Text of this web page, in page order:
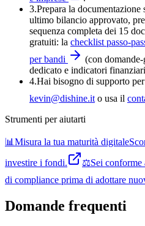
3.Prepara la documentazione
ultimo bilancio approvato,
sequenza completa dei 15
gratuiti: la checklist passo-
per bandi
(con
dedicato e indicatori
4.Hai bisogno di supporto
kevin@dishine.it o usa il
Strumenti per aiutarti
📊 Misura la tua maturità digitale
investire i fondi.
⚖️Sei
di compliance prima di adottare
Domande frequenti